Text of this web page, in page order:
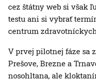
cez štátny web si však
testu ani si vybrať
centrum
V prvej pilotnej fáze sa
Prešove, Brezne a
nosohltana, ale